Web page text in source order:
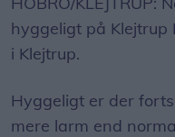
hyggeligt på Klejtrup
i Klejtrup.
Hyggeligt er der
mere larm end